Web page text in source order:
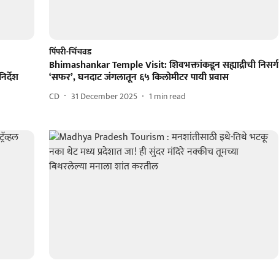
पिंपरी-चिंचवड
Bhimashankar Temple Visit: शिवभक्तांकडून सह्याद्रीची निसर्ग
‘सफर’, घनदाट जंगलातून ६५ किलोमीटर पायी प्रवास
CD 31 December 2025 1 min read